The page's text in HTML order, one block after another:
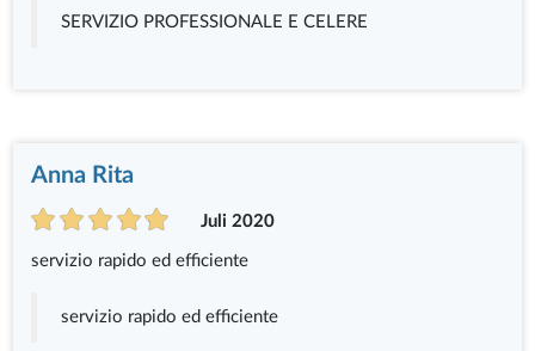
SERVIZIO PROFESSIONALE E CELERE
Anna Rita
Juli 2020
servizio rapido ed efficiente
servizio rapido ed efficiente